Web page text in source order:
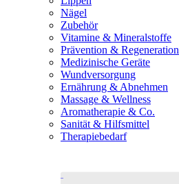
Nägel
Zubehör
Vitamine & Mineralstoffe
Prävention & Regeneration
Medizinische Geräte
Wundversorgung
Ernährung & Abnehmen
Massage & Wellness
Aromatherapie & Co.
Sanität & Hilfsmittel
Therapiebedarf